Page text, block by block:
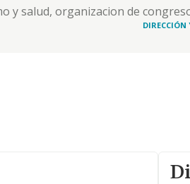
y salud, organizacion de
vinos y licores; comercio de